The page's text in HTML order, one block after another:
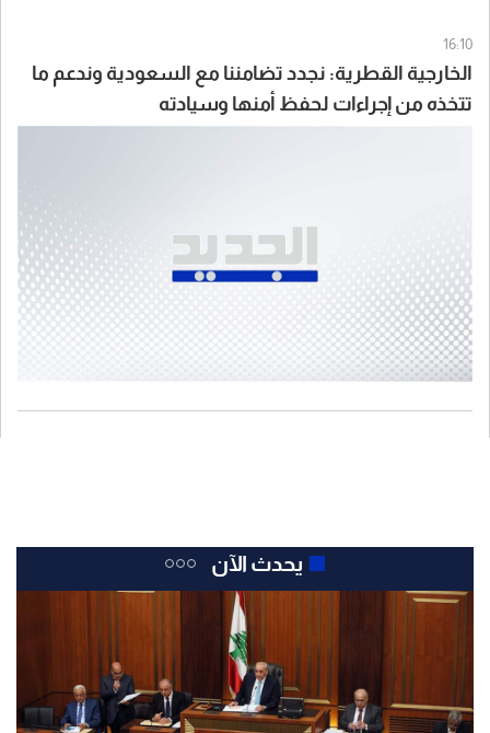
16:10
الخارجية القطرية: نجدد تضامننا مع السعودية وندعم ما
تتخذه من إجراءات لحفظ أمنها وسيادته
يحدث الآن